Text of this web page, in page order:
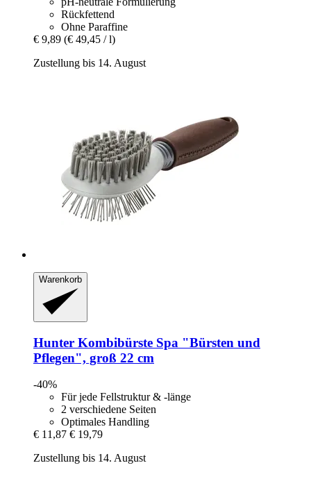
Rückfettend
Ohne Paraffine
€ 9,89 (€ 49,45 / l)
Zustellung bis 14. August
Warenkorb
Hunter Kombibürste Spa "Bürsten und
Pflegen", groß 22 cm
-40%
Für jede Fellstruktur & -länge
2 verschiedene Seiten
Optimales Handling
€ 11,87 € 19,79
Zustellung bis 14. August